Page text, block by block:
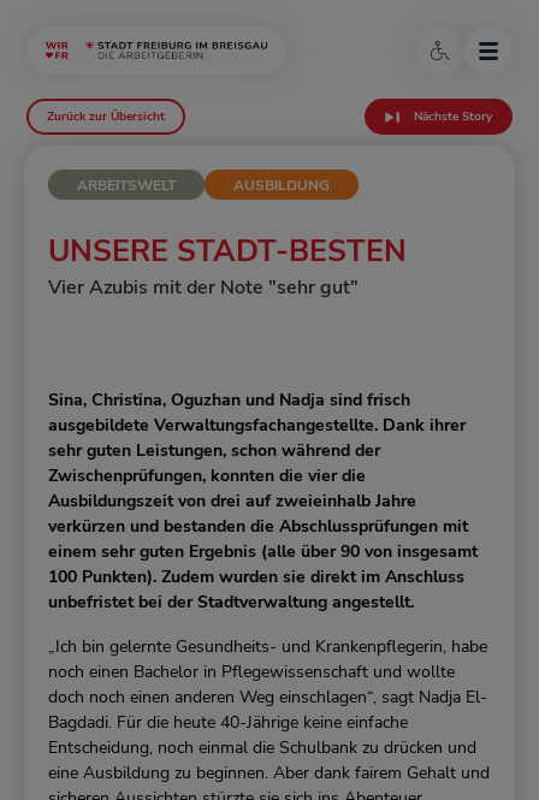
Zurück zur Übersicht Nächste Story
ARBEITSWELT AUSBILDUNG
UNSERE STADT-BESTEN
Vier Azubis mit der Note "sehr gut"
Sina, Christina, Oguzhan und Nadja sind frisch
ausgebildete Verwaltungsfachangestellte. Dank ihrer
sehr guten Leistungen, schon während der
Zwischenprüfungen, konnten die vier die
Ausbildungszeit von drei auf zweieinhalb Jahre
verkürzen und bestanden die Abschlussprüfungen mit
einem sehr guten Ergebnis (alle über 90 von insgesamt
100 Punkten). Zudem wurden sie direkt im Anschluss
unbefristet bei der Stadtverwaltung angestellt.
„Ich bin gelernte Gesundheits- und Krankenpflegerin, habe
noch einen Bachelor in Pflegewissenschaft und wollte
doch noch einen anderen Weg einschlagen“, sagt Nadja El-
Bagdadi. Für die heute 40-Jährige keine einfache
Entscheidung, noch einmal die Schulbank zu drücken und
eine Ausbildung zu beginnen. Aber dank fairem Gehalt und